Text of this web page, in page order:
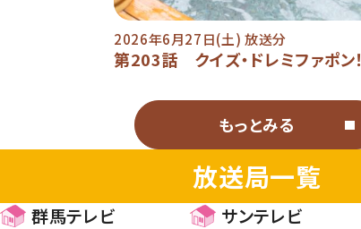
2026年6月27日(土) 放送分
第203話 クイズ・ドレミファポン！
もっとみる
放送局一覧
群馬テレビ サンテレビ